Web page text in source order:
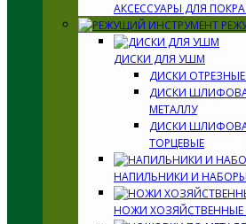
АКСЕССУАРЫ ДЛЯ
ДИСКИ ДЛЯ УШМ
ДИСКИ
ДИСКИ
МЕТАЛЛУ
ДИСКИ
ТОРЦЕВЫЕ
НАПИЛЬНИКИ И
НОЖИ ХОЗЯЙСТВЕННЫЕ